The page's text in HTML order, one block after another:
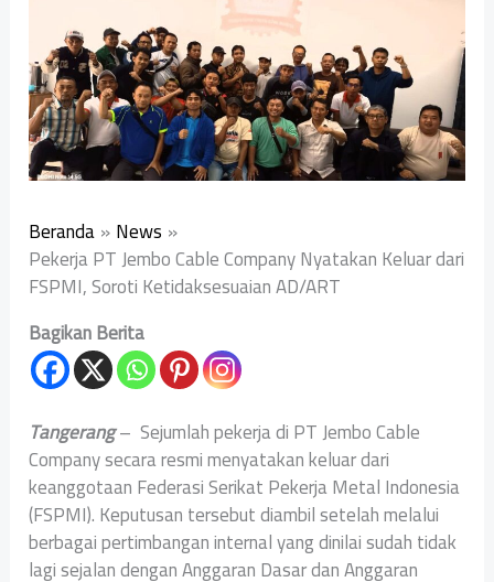
Beranda News
Pekerja PT Jembo Cable Company Nyatakan Keluar dari
FSPMI, Soroti Ketidaksesuaian AD/ART
Bagikan Berita
Tangerang– Sejumlah pekerja di PT Jembo Cable
Company secara resmi menyatakan keluar dari
keanggotaan Federasi Serikat Pekerja Metal Indonesia
(FSPMI). Keputusan tersebut diambil setelah melalui
berbagai pertimbangan internal yang dinilai sudah tidak
lagi sejalan dengan Anggaran Dasar dan Anggaran